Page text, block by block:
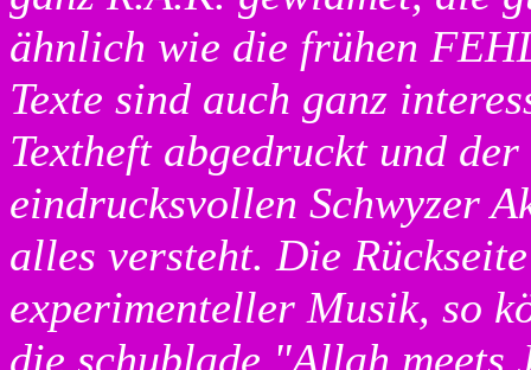
ähnlich wie die frühen
Texte sind auch ganz
Textheft abgedruckt und
eindrucksvollen Schwyzer
alles versteht. Die
experimenteller Musik, so
die schublade "Allah meets